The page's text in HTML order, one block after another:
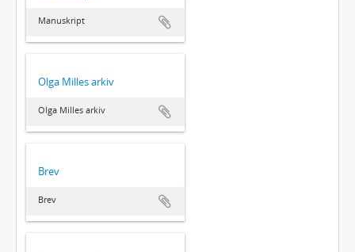
Manuskript
Olga Milles arkiv
Olga Milles arkiv
Brev
Brev